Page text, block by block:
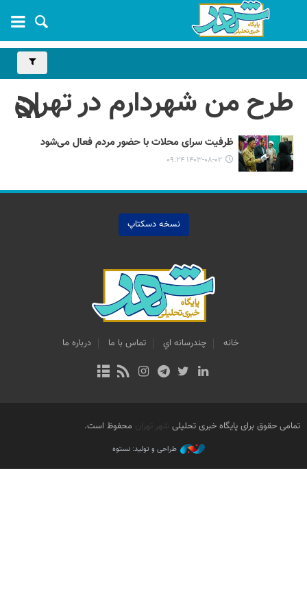
طرح من شهردارم در تهران
ظرفیت سرای محلات با حضور مردم فعال می‌شود
۱۴۰۳-۰۸-۰۲ ۰۹:۲۴
نسخه دسکتاپ
خانه چندرسانه اي تماس با ما درباره ما
تمامی حقوق برای پایگاه خبری تحلیلی شهر تهران محفوظ است.
طراحی و تولید: نستوه